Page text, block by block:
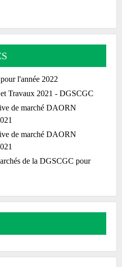
l'année 2022
Travaux 2021 - DGSCGC
de marché DAORN
de marché DAORN
de la DGSCGC pour